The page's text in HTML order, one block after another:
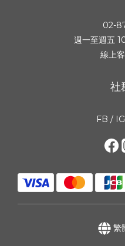
02-
週一至週五
線上
社
FB /IG
繁